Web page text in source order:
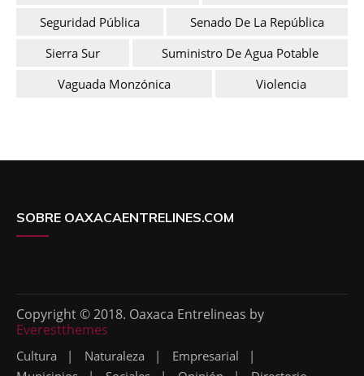
Seguridad Pública
Senado De La República
Sierra Sur
Suministro De Agua Potable
Vaguada Monzónica
Violencia
SOBRE OAXACAENTRELINES.COM
Copyright © 2018. Oaxaca Entrelineas by
Everestthemes
Cultura Naturaleza
Empresarial